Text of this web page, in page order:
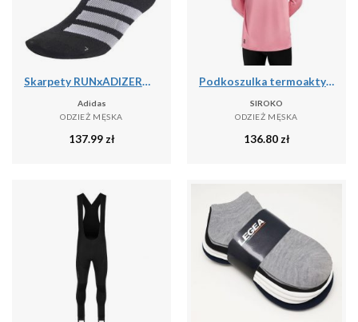
Skarpety RUNxADIZERO 1 Pair
Adidas
ODZIEŻ MĘSKA
137.99zł
Podkoszulka termoaktywna do sportów zimowych męska SLUSH
SIROKO
ODZIEŻ MĘSKA
136.80zł